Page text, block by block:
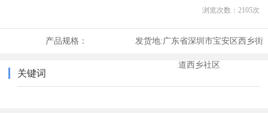
浏览次数： 2105次
产品规格： 发货地:广东省深圳市宝安区西乡街
道西乡社区
关键词